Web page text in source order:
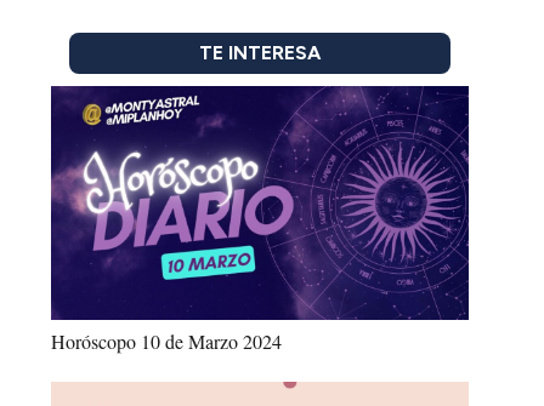
TE INTERESA
Horóscopo 10 de Marzo 2024